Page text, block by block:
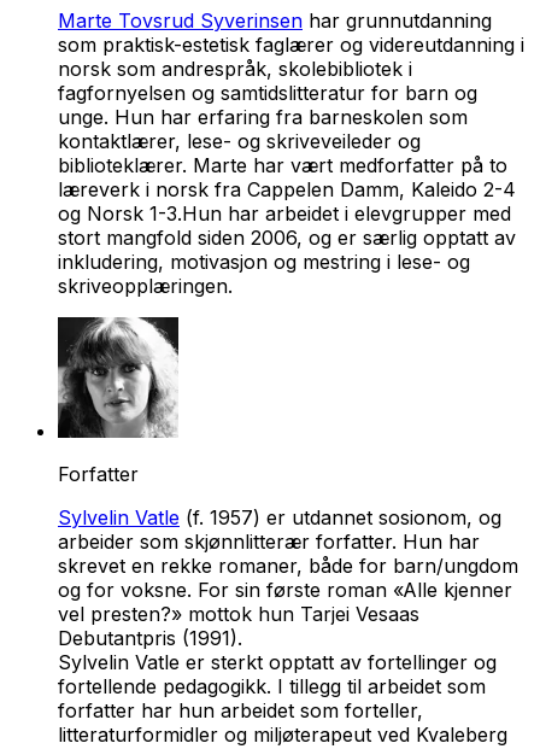
Marte Tovsrud Syverinsen har grunnutdanning
som praktisk-estetisk faglærer og videreutdanning i
norsk som andrespråk, skolebibliotek i
fagfornyelsen og samtidslitteratur for barn og
unge. Hun har erfaring fra barneskolen som
kontaktlærer, lese- og skriveveileder og
biblioteklærer. Marte har vært medforfatter på to
læreverk i norsk fra Cappelen Damm, Kaleido 2-4
og Norsk 1-3.Hun har arbeidet i elevgrupper med
stort mangfold siden 2006, og er særlig opptatt av
inkludering, motivasjon og mestring i lese- og
skriveopplæringen.
Forfatter
Sylvelin Vatle (f. 1957) er utdannet sosionom, og
arbeider som skjønnlitterær forfatter. Hun har
skrevet en rekke romaner, både for barn/ungdom
og for voksne. For sin første roman «Alle kjenner
vel presten?» mottok hun Tarjei Vesaas
Debutantpris (1991).
Sylvelin Vatle er sterkt opptatt av fortellinger og
fortellende pedagogikk. I tillegg til arbeidet som
forfatter har hun arbeidet som forteller,
litteraturformidler og miljøterapeut ved Kvaleberg